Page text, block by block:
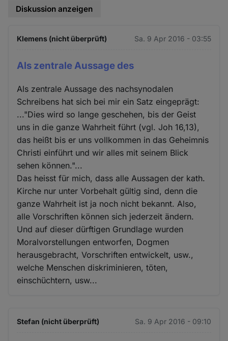
Diskussion anzeigen
Klemens (nicht überprüft) Sa. 9 Apr 2016 - 03:55
Als zentrale Aussage des
Als zentrale Aussage des nachsynodalen
Schreibens hat sich bei mir ein Satz eingeprägt:
..."Dies wird so lange geschehen, bis der Geist
uns in die ganze Wahrheit führt (vgl. Joh 16,13),
das heißt bis er uns vollkommen in das Geheimnis
Christi einführt und wir alles mit seinem Blick
sehen können."...
Das heisst für mich, dass alle Aussagen der kath.
Kirche nur unter Vorbehalt gültig sind, denn die
ganze Wahrheit ist ja noch nicht bekannt. Also,
alle Vorschriften können sich jederzeit ändern.
Und auf dieser dürftigen Grundlage wurden
Moralvorstellungen entworfen, Dogmen
herausgebracht, Vorschriften entwickelt, usw.,
welche Menschen diskriminieren, töten,
einschüchtern, usw...
Stefan (nicht überprüft) Sa. 9 Apr 2016 - 09:10